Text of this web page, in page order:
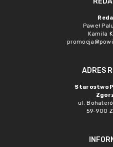
Paweł
Kamila
ADRES
Starostwo
ul.
59-900